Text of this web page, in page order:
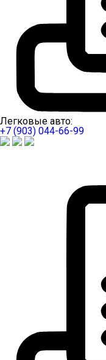
Легковые авто:
+7 (903) 044-66-99